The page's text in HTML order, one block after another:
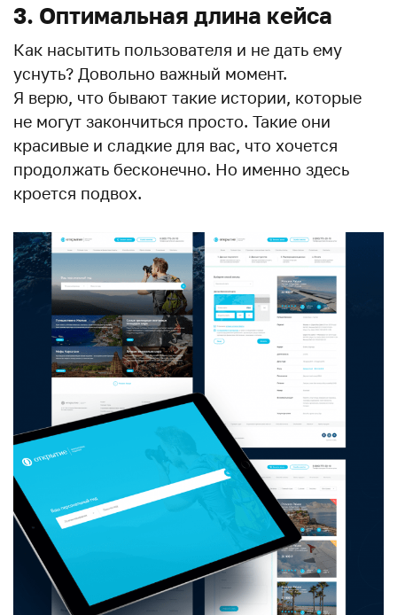
3. Оптимальная длина кейса
Как насытить пользователя и не дать ему
уснуть? Довольно важный момент.
Я верю, что бывают такие истории, которые
не могут закончиться просто. Такие они
красивые и сладкие для вас, что хочется
продолжать бесконечно. Но именно здесь
кроется подвох.